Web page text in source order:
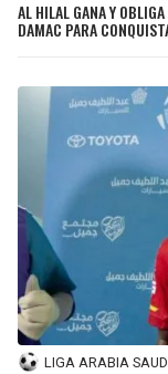
AL HILAL GANA Y
DAMAC PARA
LIGA ARABIA